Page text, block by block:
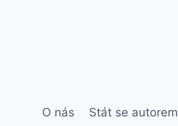
O nás Stát se autorem